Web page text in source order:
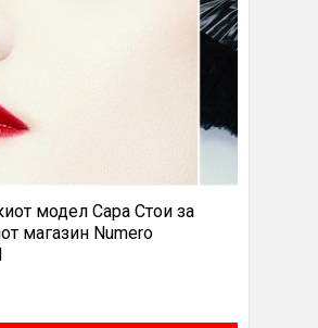
модел Сара Стои за
магазин Numero